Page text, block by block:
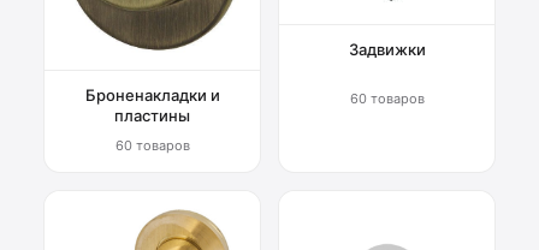
Броненакладки и
пластины
60 товаров
Задвижки
60 товаров